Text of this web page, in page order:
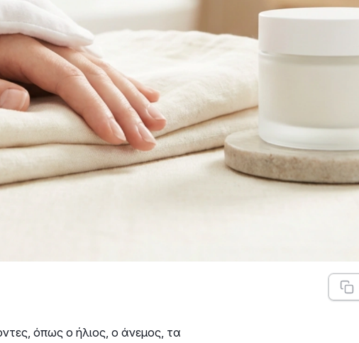
όπως ο ήλιος, ο άνεμος, τα